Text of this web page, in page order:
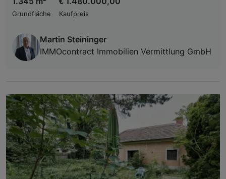
Grundfläche
Kaufpreis
Martin Steininger
IMMOcontract Immobilien Vermittlung GmbH